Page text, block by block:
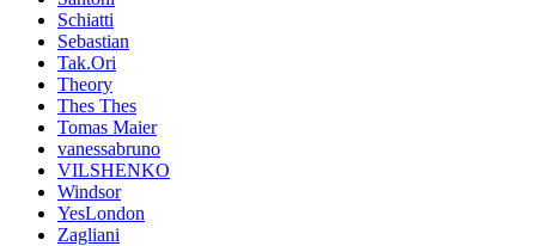
Schiatti
Sebastian
Tak.Ori
Theory
Thes Thes
Tomas Maier
vanessabruno
VILSHENKO
Windsor
YesLondon
Zagliani